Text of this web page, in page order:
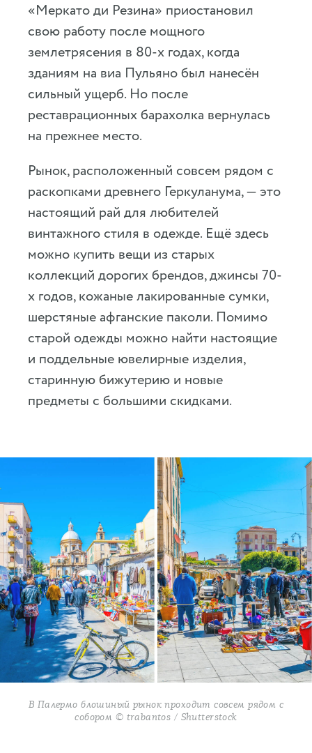
«Меркато ди Резина» приостановил
свою работу после мощного
землетрясения в 80-х годах, когда
зданиям на виа Пульяно был нанесён
сильный ущерб. Но после
реставрационных барахолка вернулась
на прежнее место.
Рынок, расположенный совсем рядом с
раскопками древнего Геркуланума, — это
настоящий рай для любителей
винтажного стиля в одежде. Ещё здесь
можно купить вещи из старых
коллекций дорогих брендов, джинсы 70-
х годов, кожаные лакированные сумки,
шерстяные афганские паколи. Помимо
старой одежды можно найти настоящие
и поддельные ювелирные изделия,
старинную бижутерию и новые
предметы с большими скидками.
В Палермо блошиный рынок проходит совсем рядом с
собором © trabantos / Shutterstock